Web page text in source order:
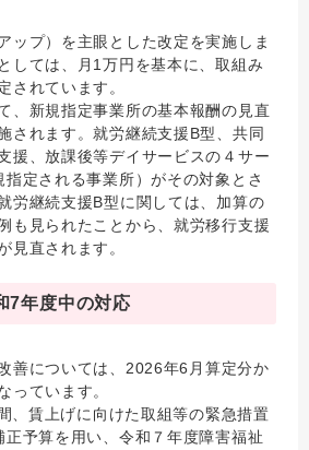
ップ）を主眼とした改定を実施しま
しては、月1万円を基本に、取組み
されています。
、新規指定事業所の基本報酬の見直
されます。就労継続支援B型、共同
援、放課後等デイサービスの４サー
指定される事業所）がその対象とさ
労継続支援B型に関しては、加算の
も見られたことから、就労移行支援
見直されます。
7年度中の対応
善については、2026年6月算定分か
っています。
賃上げに向けた取組等の緊急措置
正予算を用い、令和７年度障害福祉